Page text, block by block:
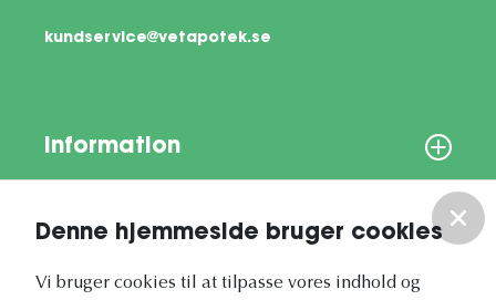
Denne hjemmeside bruger cookies
Vi bruger cookies til at tilpasse vores indhold og
kundservice@vetapotek.se
Information
Vores nyhedsbrev